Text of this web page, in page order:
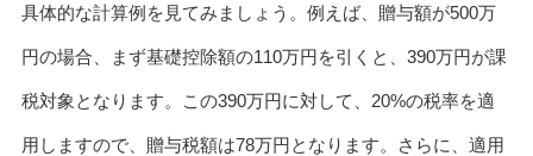
具体的な計算例を見てみましょう。例えば、贈与額が500万
円の場合、まず基礎控除額の110万円を引くと、390万円が課
税対象となります。この390万円に対して、20%の税率を適
用しますので、贈与税額は78万円となります。さらに、適用